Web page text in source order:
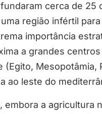
cerca de 25
região infértil
importância
a grandes centros
(Egito, Mesopotâmia,
ao leste do
embora a agricultura